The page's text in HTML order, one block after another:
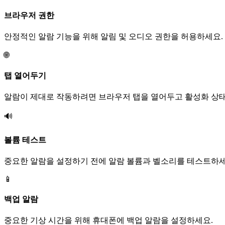
브라우저 권한
안정적인 알람 기능을 위해 알림 및 오디오 권한을 허용하세요.
🌐
탭 열어두기
알람이 제대로 작동하려면 브라우저 탭을 열어두고 활성화 상
🔊
볼륨 테스트
중요한 알람을 설정하기 전에 알람 볼륨과 벨소리를 테스트하
📱
백업 알람
중요한 기상 시간을 위해 휴대폰에 백업 알람을 설정하세요.